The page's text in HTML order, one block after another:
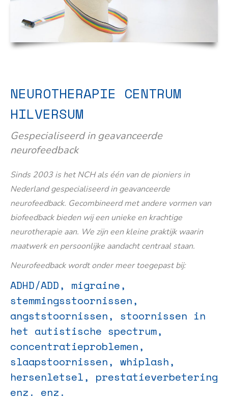
NEUROTHERAPIE CENTRUM
HILVERSUM
Gespecialiseerd in geavanceerde
neurofeedback
Sinds 2003 is het NCH als één van de pioniers in
Nederland gespecialiseerd in geavanceerde
neurofeedback. Gecombineerd met andere vormen van
biofeedback bieden wij een unieke en krachtige
neurotherapie aan. We zijn een kleine praktijk waarin
maatwerk en persoonlijke aandacht centraal staan.
Neurofeedback wordt onder meer toegepast bij:
ADHD/ADD, migraine,
stemmingsstoornissen,
angststoornissen, stoornissen in
het autistische spectrum,
concentratieproblemen,
slaapstoornissen, whiplash,
hersenletsel, prestatieverbetering
enz. enz.